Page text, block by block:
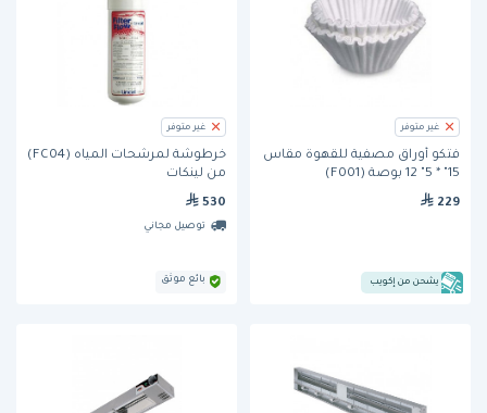
غير متوفر
فتكو أوراق مصفية للقهوة مقاس
15" * 5" 12 بوصة (F001)
229
يشحن من إكويب
غير متوفر
خرطوشة لمرشحات المياه (FC04)
من لينكات
530
توصيل مجاني
بائع موثق